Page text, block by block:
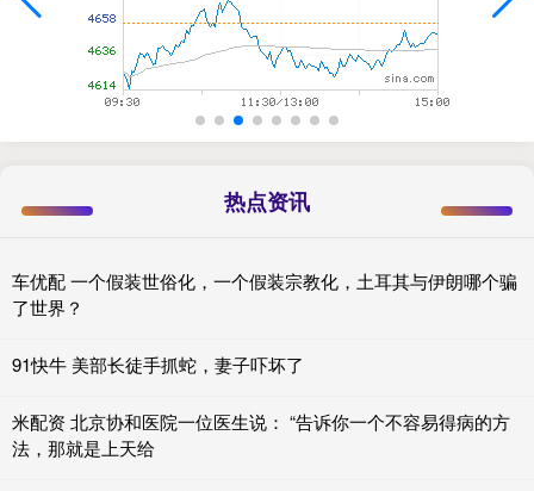
热点资讯
车优配 一个假装世俗化，一个假装宗教化，土耳其与伊朗哪个骗
了世界？
91快牛 美部长徒手抓蛇，妻子吓坏了
米配资 北京协和医院一位医生说： “告诉你一个不容易得病的方
法，那就是上天给